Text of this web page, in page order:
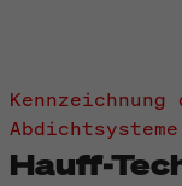
Hauff-